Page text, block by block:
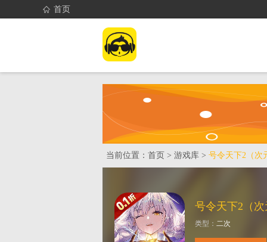
首页
首页 找游戏
当前位置： 首页 > 游戏库 > 号令天下2（次
类型： 二次